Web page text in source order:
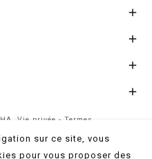




Vie privée - Termes
sur ce site, vous
pour vous proposer des